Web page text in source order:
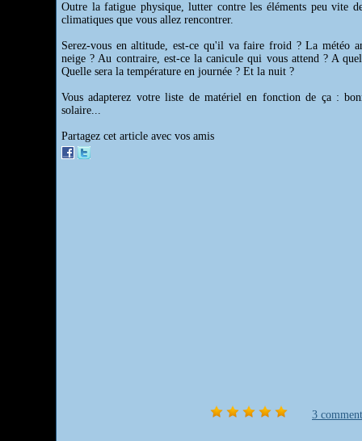
Outre la fatigue physique, lutter contre les éléments peu vite
climatiques que vous allez rencontrer.
Serez-vous en altitude, est-ce qu'il va faire froid ? La météo
neige ? Au contraire, est-ce la canicule qui vous attend ? A
Quelle sera la température en journée ? Et la nuit ?
Vous adapterez votre liste de matériel en fonction de ça :
solaire...
Partagez cet article avec vos amis
3